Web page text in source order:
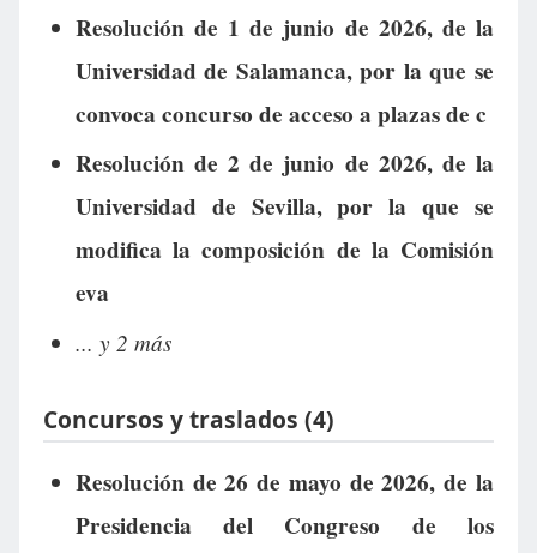
Resolución de 1 de junio de 2026, de la
Universidad de Salamanca, por la que se
convoca concurso de acceso a plazas de c
Resolución de 2 de junio de 2026, de la
Universidad de Sevilla, por la que se
modifica la composición de la Comisión
eva
... y 2 más
Concursos y traslados (4)
Resolución de 26 de mayo de 2026, de la
Presidencia del Congreso de los